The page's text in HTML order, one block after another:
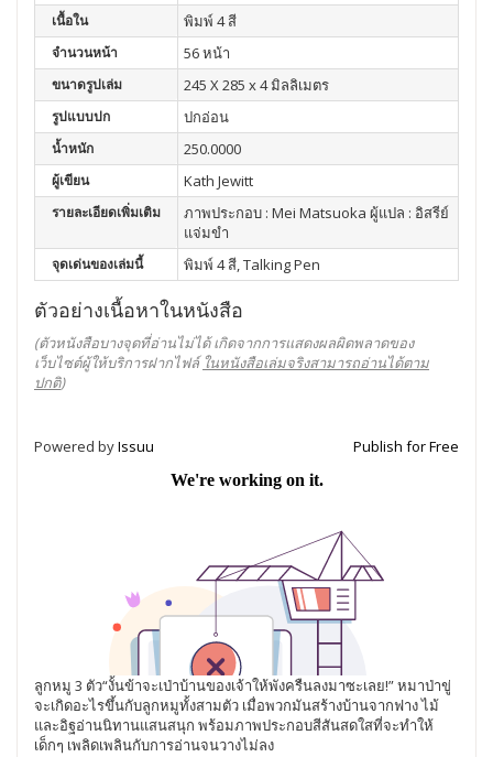
เนื้อใน พิมพ์ 4 สี
จำนวนหน้า 56 หน้า
ขนาดรูปเล่ม 245 X 285 x 4 มิลลิเมตร
รูปแบบปก ปกอ่อน
น้ำหนัก 250.0000
ผู้เขียน Kath Jewitt
รายละเอียดเพิ่มเติม
ภาพประกอบ : Mei Matsuoka ผู้แปล : อิสรีย์
แจ่มขำ
จุดเด่นของเล่มนี้ พิมพ์ 4 สี, Talking Pen
ตัวอย่างเนื้อหาในหนังสือ
(ตัวหนังสือบางจุดที่อ่านไม่ได้ เกิดจากการแสดงผลผิดพลาดของ
เว็บไซต์ผู้ให้บริการฝากไฟล์ ในหนังสือเล่มจริงสามารถอ่านได้ตาม
ปกติ)
Powered byIssuu Publish for Free
ลูกหมู 3 ตัว“งั้นข้าจะเป่าบ้านของเจ้าให้พังครืนลงมาซะเลย!” หมาป่าขู่
จะเกิดอะไรขึ้นกับลูกหมูทั้งสามตัว เมื่อพวกมันสร้างบ้านจากฟาง ไม้
และอิฐอ่านนิทานแสนสนุก พร้อมภาพประกอบสีสันสดใสที่จะทำให้
เด็กๆ เพลิดเพลินกับการอ่านจนวางไม่ลง